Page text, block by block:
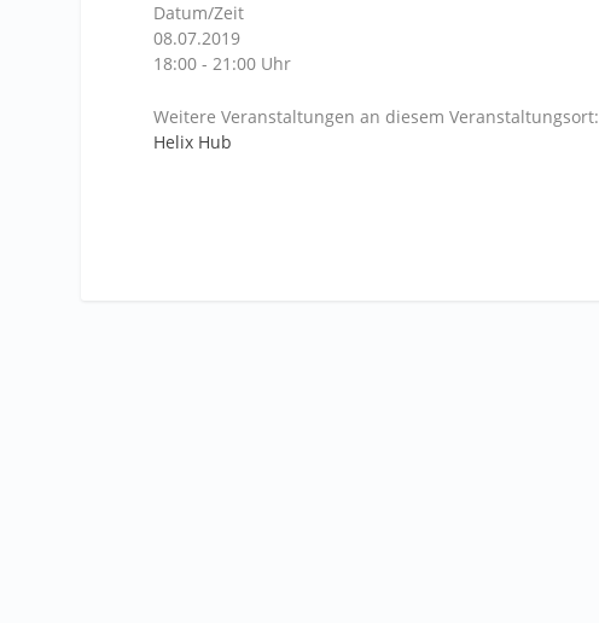
Datum/Zeit
08.07.2019
18:00 - 21:00 Uhr
Weitere Veranstaltungen an diesem Veranstaltungsort:
Helix Hub